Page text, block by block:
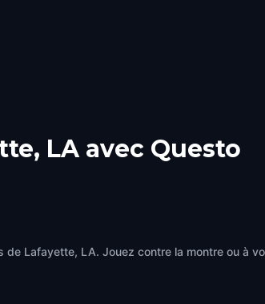
LA avec Questo
Lafayette, LA. Jouez contre la montre ou à